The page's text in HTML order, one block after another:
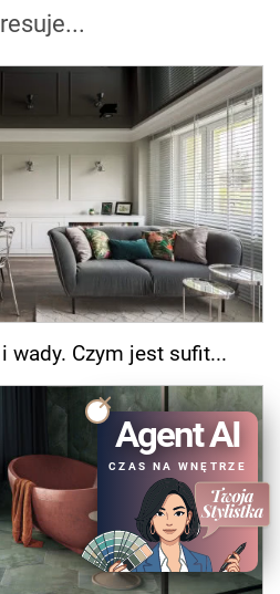
wady. Czym jest sufit...
Agent AI
CZAS NA WNĘTRZE